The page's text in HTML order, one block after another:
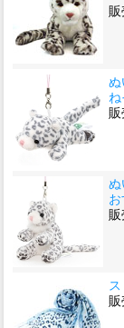
ぬ
ぬ